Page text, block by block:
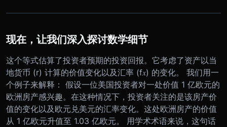
现在，让我们深入探讨数学细节
这个等式估算了投资者预期的投资回报。它考虑了资产以当
地货币 (r) 计算的价值变化以及汇率 (f𝑥) 的变化。 我们用一
个例子来解释： 假设一位美国投资者对一处价值 1 亿欧元的
欧洲房产感兴趣。在这种情况下，投资者关注的是该房产价
值的变化以及欧元兑美元的汇率变化。这处欧洲房产的价值
从 1 亿欧元升值至 1.03 亿欧元。 用学术术语来说，这句话